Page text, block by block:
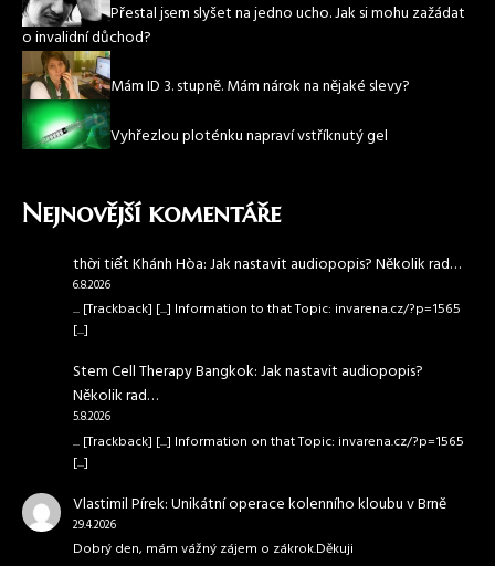
Přestal jsem slyšet na jedno ucho. Jak si mohu zažádat
o invalidní důchod?
Mám ID 3. stupně. Mám nárok na nějaké slevy?
Vyhřezlou ploténku napraví vstříknutý gel
Nejnovější komentáře
thời tiết Khánh Hòa:Jak nastavit audiopopis? Několik rad…
6.8.2026
... [Trackback] [...] Information to that Topic: invarena.cz/?p=1565
[...]
Stem Cell Therapy Bangkok:Jak nastavit audiopopis?
Několik rad…
5.8.2026
... [Trackback] [...] Information on that Topic: invarena.cz/?p=1565
[...]
Vlastimil Pírek:Unikátní operace kolenního kloubu v Brně
29.4.2026
Dobrý den, mám vážný zájem o zákrok.Děkuji